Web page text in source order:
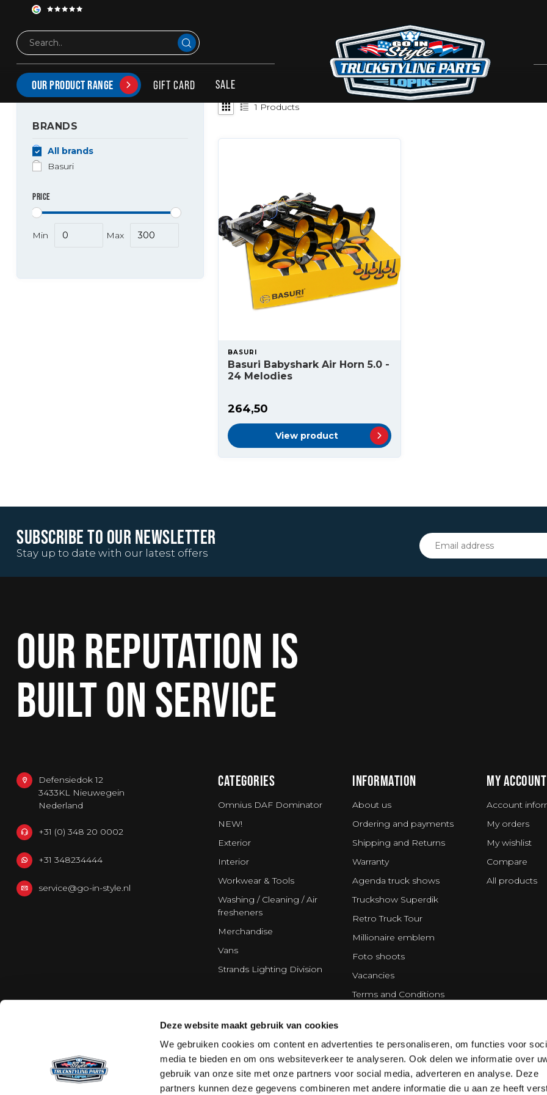
Deze website maakt gebruik van cookies
We gebruiken cookies om content en advertenties te personaliseren, om functies voor
media te bieden en om ons websiteverkeer te analyseren. Ook delen we informatie over
gebruik van onze site met onze partners voor social media, adverteren en analyse. Deze
partners kunnen deze gegevens combineren met andere informatie die u aan ze heeft
OUR PRODUCT RANGE GIFT CARD SALE
PRODUCTS TAGGED WITH BABYSHARK HORN 5.0
BRANDS
All brands
Basuri
PRICE
Min Max
1 Products
BASURI
Basuri Babyshark Air Horn 5.0 -
24 Melodies
264,50
View product
SUBSCRIBE TO OUR NEWSLETTER
Stay up to date with our latest offers
OUR REPUTATION IS
BUILT ON SERVICE
Defensiedok 12
3433KL Nieuwegein
Nederland
+31 (0) 348 20 0002
+31 348234444
service@go-in-style.nl
CATEGORIES
Omnius DAF Dominator
NEW!
Exterior
Interior
Workwear & Tools
Washing / Cleaning / Air
fresheners
Merchandise
Vans
Strands Lighting Division
INFORMATION
About us
Ordering and payments
Shipping and Returns
Warranty
Agenda truck shows
Truckshow Superdik
Retro Truck Tour
Millionaire emblem
Foto shoots
Vacancies
Terms and Conditions
Cookie policy
Partners
MY ACCOUNT
Account
My orders
My wishlist
Compare
All products